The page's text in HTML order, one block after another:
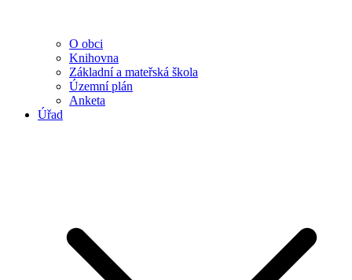
O obci
Knihovna
Základní a mateřská škola
Územní plán
Anketa
Úřad